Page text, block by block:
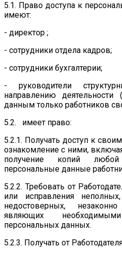
5.1. Право доступа к
имеют:
- директор ;
- сотрудники отдела кадров;
- сотрудники бухгалтерии;
- руководители
направлению
данным только работников
5.2. имеет право:
5.2.1. Получать доступ к
ознакомление с ними,
получение копий
персональные данные
5.2.2. Требовать от
или исправления
недостоверных,
являющих
персональных данных.
5.2.3. Получать от